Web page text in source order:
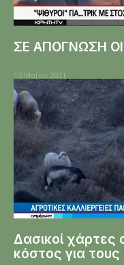
ΣΕ ΑΠΟΓΝΩΣΗ
13 Μαΐου 2021
Δασικοί
κόστος για